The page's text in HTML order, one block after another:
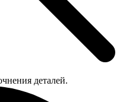
деталей.